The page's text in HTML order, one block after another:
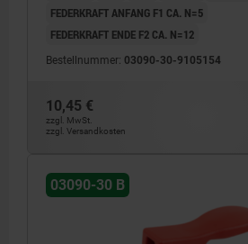
FEDERKRAFT ANFANG F1 CA. N=5
FEDERKRAFT ENDE F2 CA. N=12
Bestellnummer: 03090-30-9105154
10,45 €
zzgl. MwSt.
zzgl. Versandkosten
03090-30 B